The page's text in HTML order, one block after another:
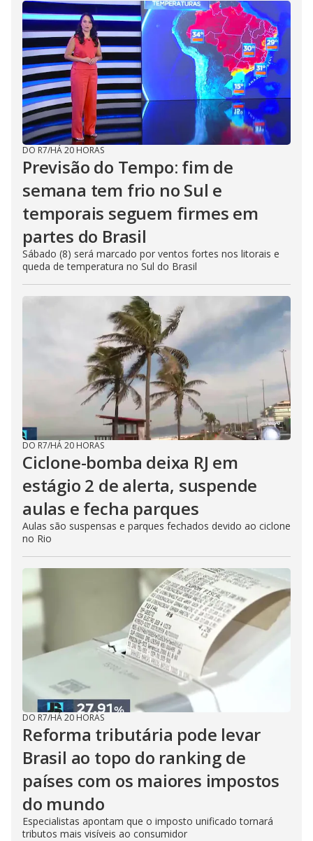
DO R7/HÁ 20 HORAS
Previsão do Tempo: fim de
semana tem frio no Sul e
temporais seguem firmes em
partes do Brasil
Sábado (8) será marcado por ventos fortes nos litorais e
queda de temperatura no Sul do Brasil
DO R7/HÁ 20 HORAS
Ciclone-bomba deixa RJ em
estágio 2 de alerta, suspende
aulas e fecha parques
Aulas são suspensas e parques fechados devido ao ciclone
no Rio
DO R7/HÁ 20 HORAS
Reforma tributária pode levar
Brasil ao topo do ranking de
países com os maiores impostos
do mundo
Especialistas apontam que o imposto unificado tornará
tributos mais visíveis ao consumidor